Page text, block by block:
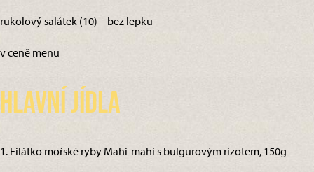
rukolový salátek (10) – bez lepku
v ceně menu
Hlavní jídla
1. Filátko mořské ryby Mahi-mahi s bulgurovým rizotem, 150g